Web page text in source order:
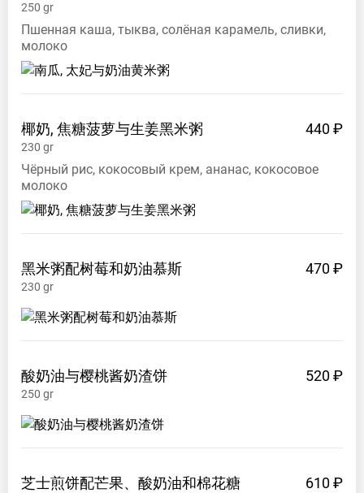
250 gr
Пшенная каша, тыква, солёная карамель, сливки,
молоко
椰奶, 焦糖菠萝与生姜黑米粥 440 ₽
230 gr
Чёрный рис, кокосовый крем, ананас, кокосовое
молоко
黑米粥配树莓和奶油慕斯 470 ₽
230 gr
酸奶油与樱桃酱奶渣饼 520 ₽
250 gr
芝士煎饼配芒果、酸奶油和棉花糖 610 ₽